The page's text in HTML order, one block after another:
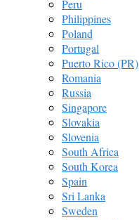
Peru
Philippines
Poland
Portugal
Puerto Rico (PR)
Romania
Russia
Singapore
Slovakia
Slovenia
South Africa
South Korea
Spain
Sri Lanka
Sweden